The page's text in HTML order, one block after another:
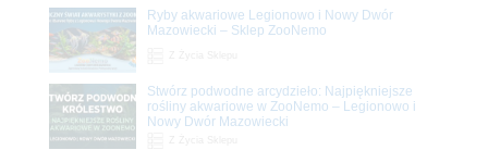
Ryby akwariowe Legionowo i Nowy Dwór
Mazowiecki – Sklep ZooNemo
Stwórz podwodne arcydzieło: Najpiękniejsze
rośliny akwariowe w ZooNemo – Legionowo i
Nowy Dwór Mazowiecki